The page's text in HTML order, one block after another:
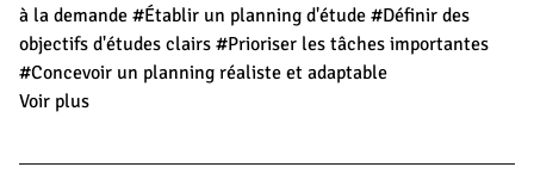
à la demande #Établir un planning d'étude #Définir des
objectifs d'études clairs #Prioriser les tâches importantes
#Concevoir un planning réaliste et adaptable
Voir plus